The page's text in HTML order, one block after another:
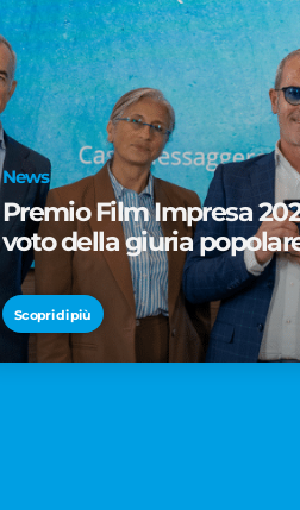
News
Premio Film Impresa
voto della giuria
Scopri di più